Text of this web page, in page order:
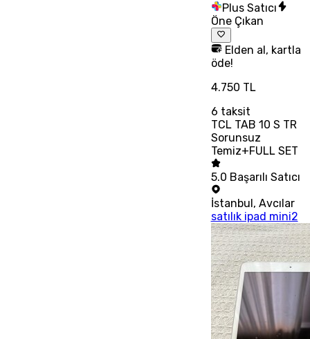
Plus Satıcı
Öne Çıkan
Elden al, kartla
öde!
4.750 TL
6 taksit
TCL TAB 10 S TR
Sorunsuz
Temiz+FULL SET
5.0 Başarılı Satıcı
İstanbul , Avcılar
satılık ipad mini2